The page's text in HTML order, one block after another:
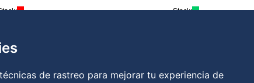
de rastreo para mejorar tu experiencia de
Stock:
Política de cookies|RGPD